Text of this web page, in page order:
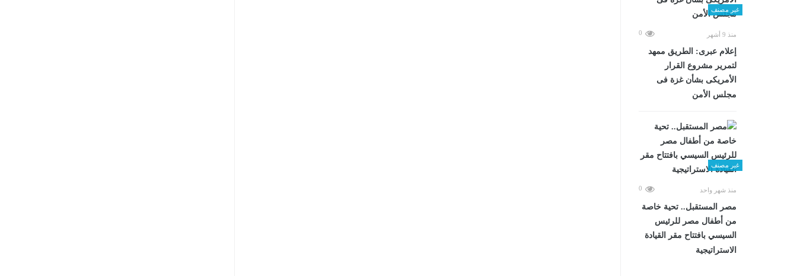
غير مصنف
منذ 9 أشهر 0
إعلام عبرى: الطريق ممهد
لتمرير مشروع القرار
الأمريكى بشأن غزة فى
مجلس الأمن
غير مصنف
منذ شهر واحد 0
مصر المستقبل.. تحية خاصة
من أطفال مصر للرئيس
السيسي بافتتاح مقر القيادة
الاستراتيجية